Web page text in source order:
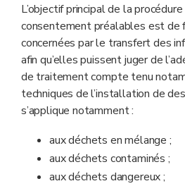
L’objectif principal de la
consentement préalables est de
concernées par le transfert des
afin qu’elles puissent juger de
de traitement compte tenu
techniques de l’installation de
s’applique notamment :
aux déchets en mélange ;
aux déchets contaminés ;
aux déchets dangereux ;